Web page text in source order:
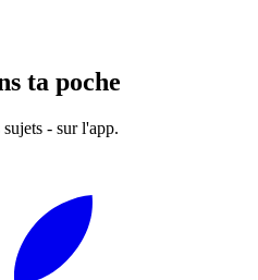
ta poche
- sur l'app.